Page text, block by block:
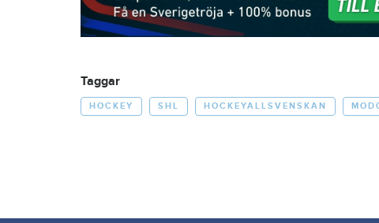
Taggar
HOCKEY SHL HOCKEYALLSVENSKAN